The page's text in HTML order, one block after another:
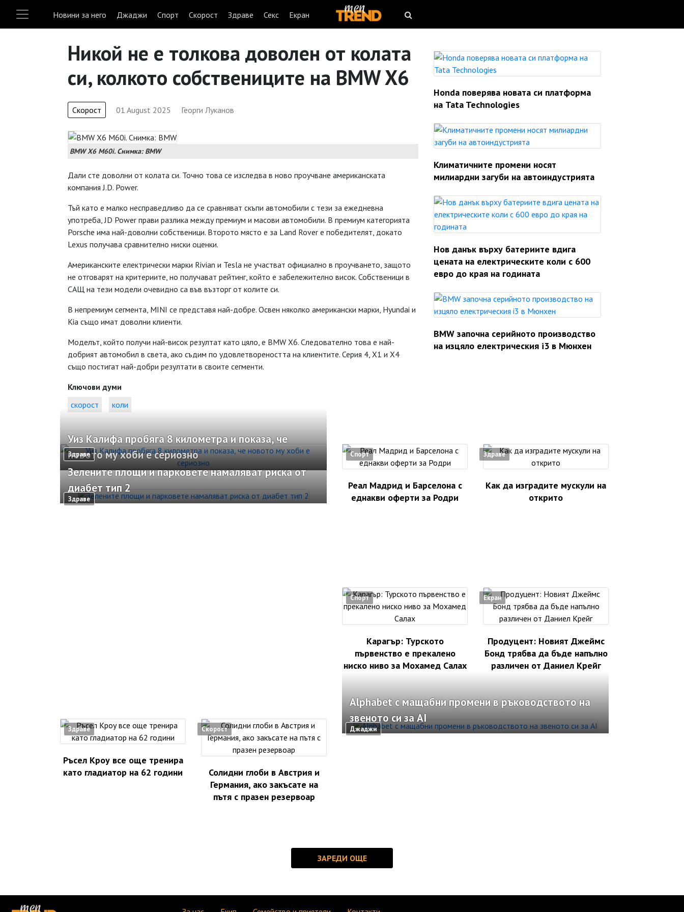
Новини за него Джаджи Спорт Скорост Здраве Секс Екран
Никой не е толкова доволен от колата
си, колкото собствениците на BMW X6
Скорост 01 August 2025 Георги Луканов
BMW X6 M60i. Снимка: BMW
Дали сте доволни от колата си. Точно това се изследва в ново проучване американската
компания J.D. Power.
Тъй като е малко несправедливо да се сравняват скъпи автомобили с тези за ежедневна
употреба, JD Power прави разлика между премиум и масови автомобили. В премиум категорията
Porsche има най-доволни собственици. Второто място е за Land Rover е победителят, докато
Lexus получава сравнително ниски оценки.
Американските електрически марки Rivian и Tesla не участват официално в проучването, защото
не отговарят на критериите, но получават рейтинг, който е забележително висок. Собственици в
САЩ на тези модели очевидно са във възторг от колите си.
В непремиум сегмента, MINI се представя най-добре. Освен няколко американски марки, Hyundai и
Kia също имат доволни клиенти.
Моделът, който получи най-висок резултат като цяло, е BMW X6. Следователно това е най-
добрият автомобил в света, ако съдим по удовлетвореността на клиентите. Серия 4, X1 и X4
също постигат най-добри резултати в своите сегменти.
Ключови думи
скорост
коли
Honda поверява новата си платформа
на Tata Technologies
Климатичните промени носят
милиардни загуби на автоиндустрията
Нов данък върху батериите вдига
цената на електрическите коли с 600
евро до края на годината
BMW започна серийното производство
на изцяло електрическия i3 в Мюнхен
Здраве
Уиз Калифа пробяга 8 километра и показа, че
новото му хоби е сериозно
Здраве
Зелените площи и парковете намаляват риска от
диабет тип 2
Спорт
Реал Мадрид и Барселона с
еднакви оферти за Родри
Здраве
Как да изградите мускули на
открито
Спорт
Карагър: Турското
първенство е прекалено
ниско ниво за Мохамед Салах
Екран
Продуцент: Новият Джеймс
Бонд трябва да бъде напълно
различен от Даниел Крейг
Здраве
Ръсел Кроу все още тренира
като гладиатор на 62 години
Скорост
Солидни глоби в Австрия и
Германия, ако закъсате на
пътя с празен резервоар
Джаджи
Alphabet с мащабни промени в ръководството на
звеното си за AI